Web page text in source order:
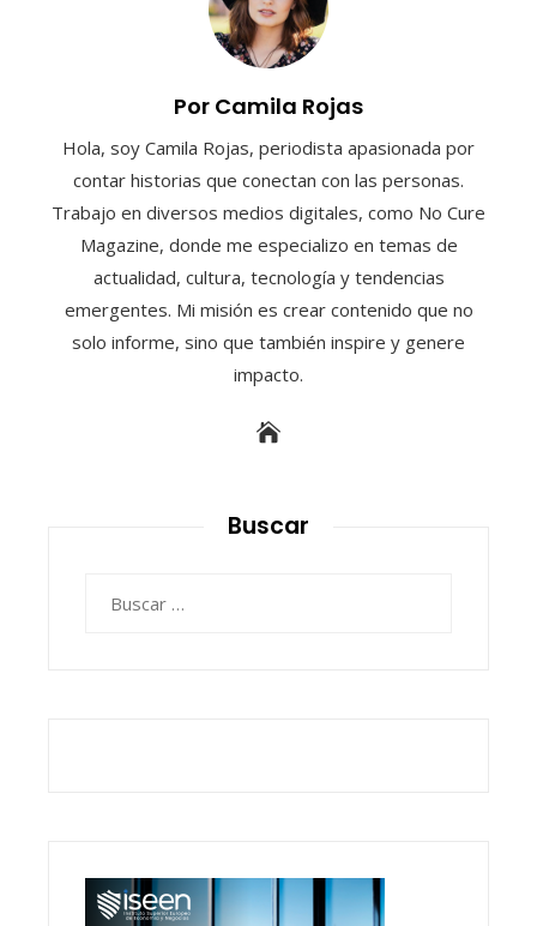
Por Camila Rojas
Hola, soy Camila Rojas, periodista apasionada por
contar historias que conectan con las personas.
Trabajo en diversos medios digitales, como No Cure
Magazine, donde me especializo en temas de
actualidad, cultura, tecnología y tendencias
emergentes. Mi misión es crear contenido que no
solo informe, sino que también inspire y genere
impacto.
Buscar